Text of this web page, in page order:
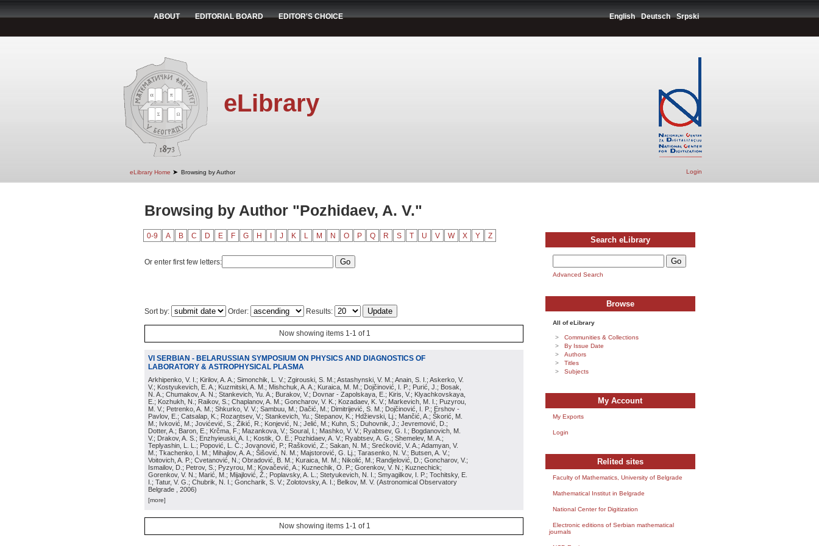
ABOUT EDITORIAL BOARD EDITOR'S CHOICE English Deutsch Srpski
eLibrary
eLibrary Home ➤ Browsing by Author Login
Browsing by Author "Pozhidaev, A. V."
0-9 A B C D E F G H J K L M N O P Q R S T U V W X Y Z
Or enter first few letters:
Sort by: Order: Results:
Now showing items 1-1 of 1
VI SERBIAN - BELARUSSIAN SYMPOSIUM ON PHYSICS AND DIAGNOSTICS OF
LABORATORY & ASTROPHYSICAL PLASMA
Arkhipenko, V. I.; Kirilov, A. A.; Simonchik, L. V.; Zgirouski, S. M.; Astashynski, V. M.; Anain, S. I.; Askerko, V.
V.; Kostyukevich, E. A.; Kuzmitski, A. M.; Mishchuk, A. A.; Kuraica, M. M.; Dojčinović, I. P.; Purić, J.; Bosak,
N. A.; Chumakov, A. N.; Stankevich, Yu. A.; Burakov, V.; Dovnar - Zapolskaya, E.; Kiris, V.; Klyachkovskaya,
E.; Kozhukh, N.; Raikov, S.; Chaplanov, A. M.; Goncharov, V. K.; Kozadaev, K. V.; Markevich, M. I.; Puzyrou,
M. V.; Petrenko, A. M.; Shkurko, V. V.; Sambuu, M.; Dačić, M.; Dimitrijević, S. M.; Dojčinović, I. P.; Ershov -
Pavlov, E.; Catsalap, K.; Rozantsev, V.; Stankevich, Yu.; Stepanov, K.; Hdžievski, Lj.; Mančić, A.; Škorić, M.
M.; Ivković, M.; Jovićević, S.; Žikić, R.; Konjević, N.; Jelić, M.; Kuhn, S.; Duhovnik, J.; Jevremović, D.;
Dotter, A.; Baron, E.; Krčma, F.; Mazankova, V.; Soural, I.; Mashko, V. V.; Ryabtsev, G. I.; Bogdanovich, M.
V.; Drakov, A. S.; Enzhyieuski, A. I.; Kostik, O. E.; Pozhidaev, A. V.; Ryabtsev, A. G.; Shemelev, M. A.;
Teplyashin, L. L.; Popović, L. Č.; Jovanović, P.; Rašković, Z.; Sakan, N. M.; Srećković, V. A.; Adamyan, V.
M.; Tkachenko, I. M.; Mihajlov, A. A.; Šišović, N. M.; Majstorović, G. Lj.; Tarasenko, N. V.; Butsen, A. V.;
Voitovich, A. P.; Cvetanović, N.; Obradović, B. M.; Kuraica, M. M.; Nikolić, M.; Randjelović, D.; Goncharov, V.;
Ismailov, D.; Petrov, S.; Pyzyrou, M.; Kovačević, A.; Kuznechik, O. P.; Gorenkov, V. N.; Kuznechick;
Gorenkov, V. N.; Marić, M.; Mijajlović, Ž.; Poplavsky, A. L.; Stetyukevich, N. I.; Smyagilkov, I. P.; Tochitsky, E.
I.; Tatur, V. G.; Chubrik, N. I.; Goncharik, S. V.; Zolotovsky, A. I.; Belkov, M. V. (Astronomical Observatory
Belgrade
, 2006)
[more]
Now showing items 1-1 of 1
Search eLibrary
Advanced Search
Browse
All of eLibrary
Communities & Collections
By Issue Date
Authors
Titles
Subjects
My Account
My Exports
Login
Relited sites
Faculty of Mathematics, University of Belgrade
Mathematical Institut in Belgrade
National Center for Digitization
Electronic editions of Serbian mathematical
journals